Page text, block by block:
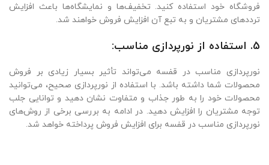
فروشگاه خود استفاده کنید. تخفیف‌ها و نمایشگاه‌ها باعث افزایش
ترددهای مشتریان و به تبع آن افزایش فروش خواهند شد.
5. استفاده از نورپردازی مناسب:
نورپردازی مناسب در قفسه می‌تواند تأثیر بسیار زیادی بر فروش
محصولات شما داشته باشد. با استفاده از نورپردازی صحیح، می‌توانید
محصولات خود را به طور جذاب و متفاوت نشان دهید و توانایی جلب
توجه مشتریان را افزایش دهید. در ادامه به بررسی برخی از روش‌های
نورپردازی مناسب در قفسه برای افزایش فروش پرداخته خواهد شد.